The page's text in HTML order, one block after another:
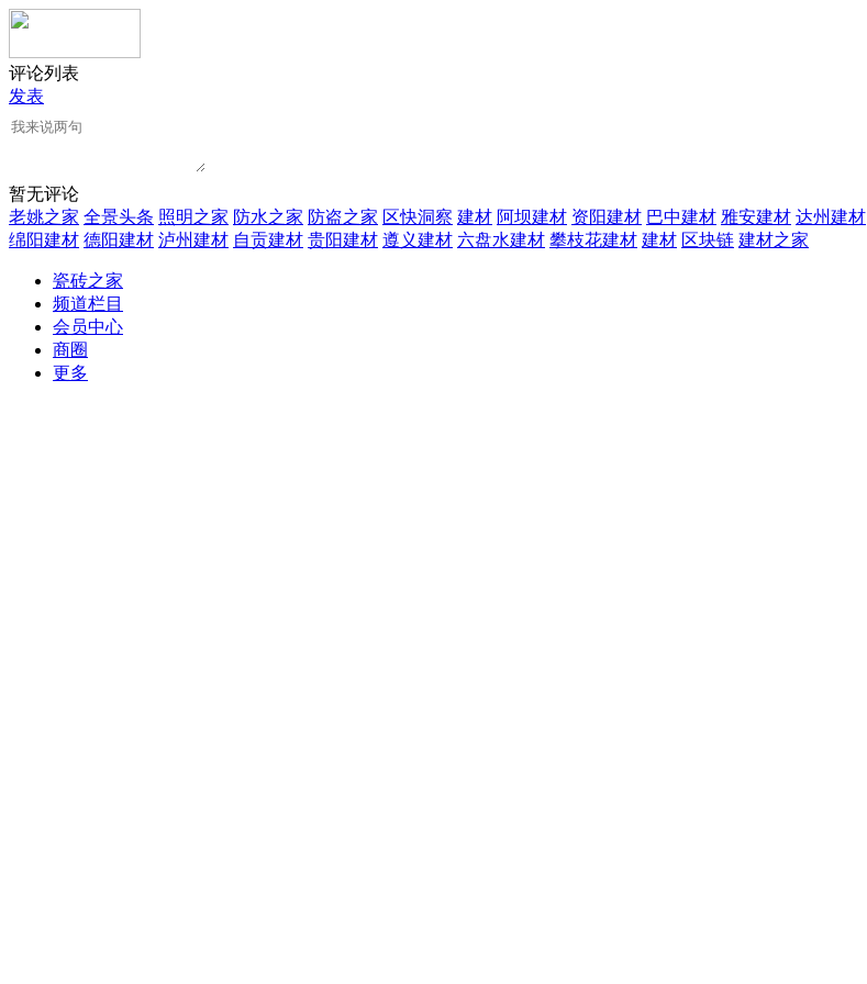
评论列表
发表
暂无评论
老姚之家 全景头条 照明之家 防水之家 防盗之家 区快洞察 建材 阿坝建材 资阳建材 巴中建材 雅安建材 达州建材
绵阳建材 德阳建材 泸州建材 自贡建材 贵阳建材 遵义建材 六盘水建材 攀枝花建材 建材 区块链 建材之家
瓷砖之家
频道栏目
会员中心
商圈
更多